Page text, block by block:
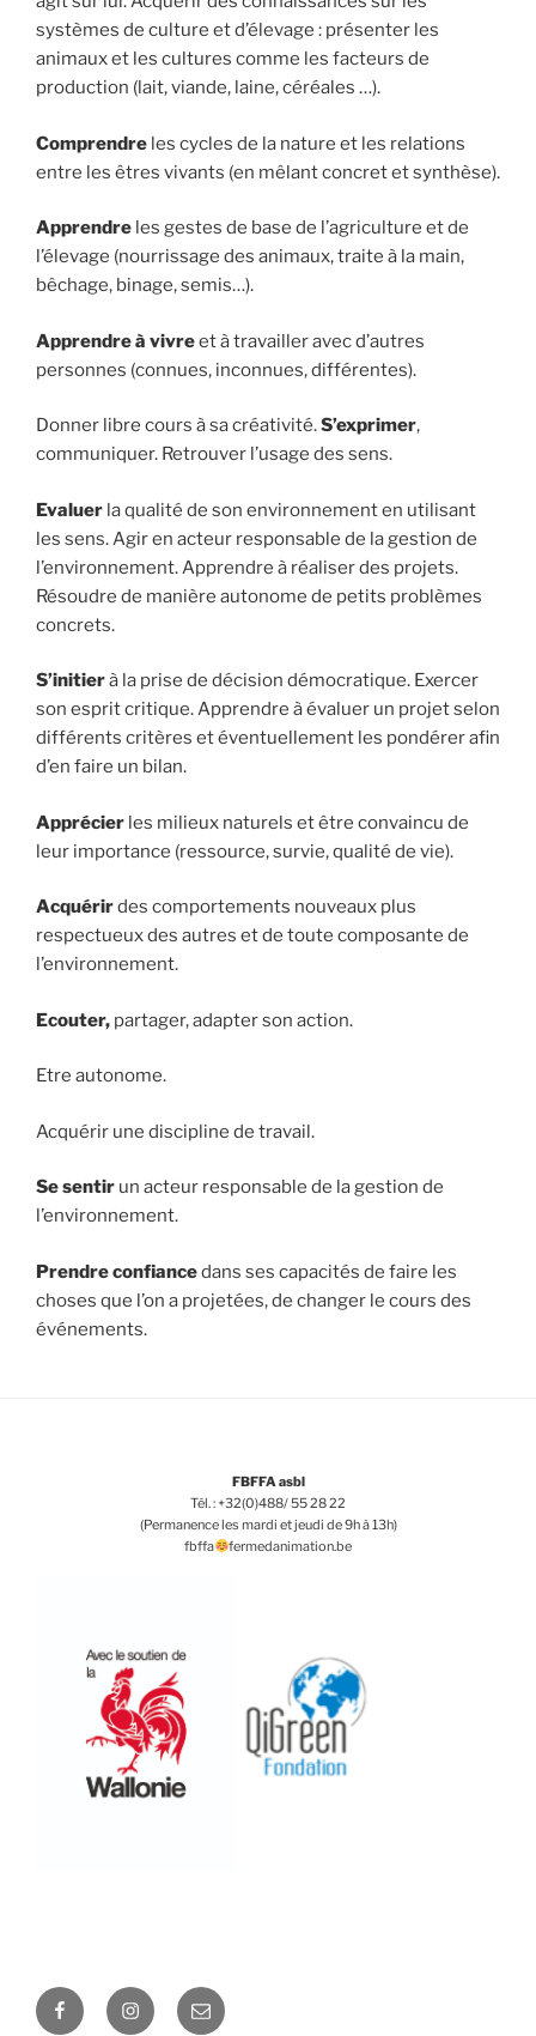
systèmes de culture et d’élevage : présenter les
animaux et les cultures comme les facteurs de
production (lait, viande, laine, céréales …).
Comprendre les cycles de la nature et les relations
entre les êtres vivants (en mêlant concret et synthèse).
Apprendre les gestes de base de l’agriculture et de
l’élevage (nourrissage des animaux, traite à la main,
bêchage, binage, semis…).
Apprendre à vivreet à travailler avec d’autres
personnes (connues, inconnues, différentes).
Donner libre cours à sa créativité.S’exprimer,
communiquer. Retrouver l’usage des sens.
Evaluer la qualité de son environnement en utilisant
les sens. Agir en acteur responsable de la gestion de
l’environnement. Apprendre à réaliser des projets.
Résoudre de manière autonome de petits problèmes
concrets.
S’initierà la prise de décision démocratique. Exercer
son esprit critique. Apprendre à évaluer un projet selon
différents critères et éventuellement les pondérer afin
d’en faire un bilan.
Apprécier les milieux naturels et être convaincu de
leur importance (ressource, survie, qualité de vie).
Acquérirdes comportements nouveaux plus
respectueux des autres et de toute composante de
l’environnement.
Ecouter, partager, adapter son action.
Etre autonome.
Acquérir une discipline de travail.
Se sentir un acteur responsable de la gestion de
l’environnement.
Prendre confiancedans ses capacités de faire les
choses que l’on a projetées, de changer le cours des
événements.
FBFFA asbl
Tél. : +32(0)488/ 55 28 22
(Permanence les mardi et jeudi de 9h à 13h)
fbffa
fermedanimation.be
FacebookInstagram
E-